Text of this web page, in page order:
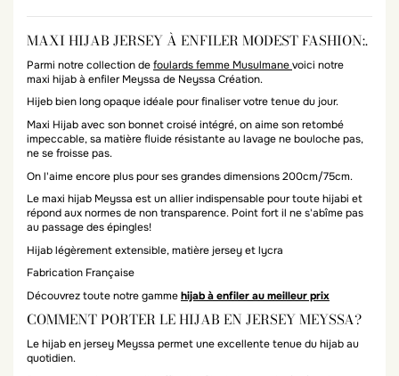
MAXI HIJAB JERSEY À ENFILER MODEST FASHION:.
Parmi notre collection defoulards femme Musulmanevoici notre
maxi hijab à enfiler Meyssa de Neyssa Création.
Hijeb bien long opaque idéale pour finaliser votre tenue du jour.
Maxi Hijab avec son bonnet croisé intégré, on aime son retombé
impeccable, sa matière fluide résistante au lavage ne bouloche pas,
ne se froisse pas.
On l'aime encore plus pour ses grandes dimensions 200cm/75cm.
Le maxi hijab Meyssa est un allier indispensable pour toute hijabi et
répond aux normes de non transparence. Point fort il ne s'abîme pas
au passage des épingles!
Hijab légèrement extensible, matière jersey et lycra
Fabrication Française
Découvrez toute notre gammehijab à enfiler au meilleur prix
COMMENT PORTER LE HIJAB EN JERSEY MEYSSA?
Le hijab en jersey Meyssa permet une excellente tenue du hijab au
quotidien.